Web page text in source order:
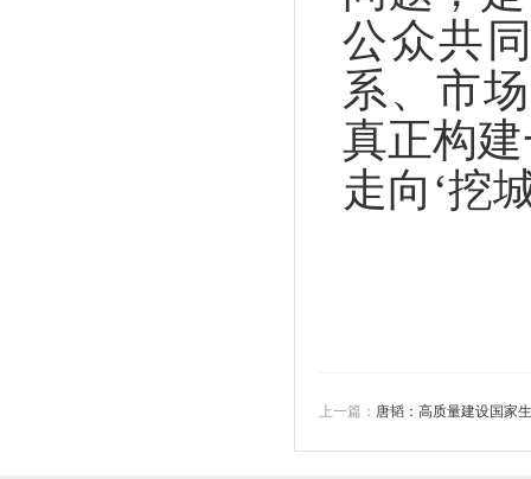
公众共
系、市
真正构建
走向‘挖
上一篇： 唐韬：高质量建设国家